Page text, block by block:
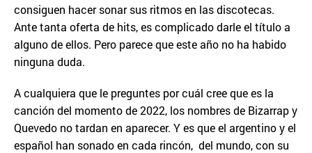
consiguen hacer sonar sus ritmos en las discotecas.
Ante tanta oferta de hits, es complicado darle el título a
alguno de ellos. Pero parece que este año no ha habido
ninguna duda.
A cualquiera que le preguntes por cuál cree que es la
canción del momento de 2022, los nombres de Bizarrap y
Quevedo no tardan en aparecer. Y es que el argentino y el
español han sonado en cada rincón, del mundo, con su